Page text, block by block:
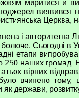
миритися й
виявився
Церква,
і авторитетна
Сьогодні в
етапи
250 наших громад.
вірних
вчинено тому,
держави,